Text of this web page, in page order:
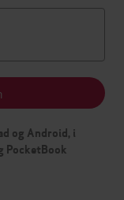
og Android, i
PocketBook